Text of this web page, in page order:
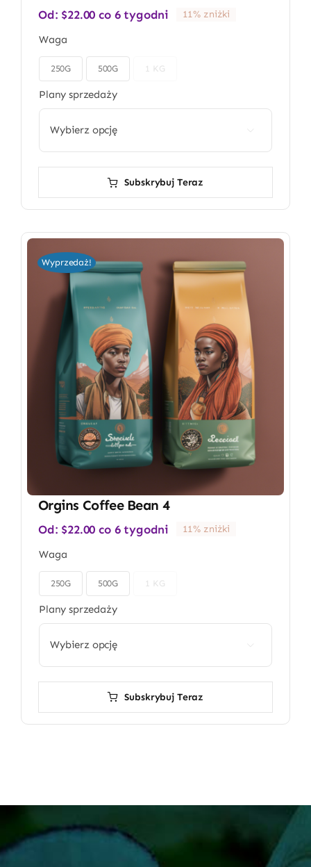
Od: $22.00 co 6 tygodni 11% zniżki
Waga
250G 500G 1 KG
Plany sprzedaży
Subskrybuj Teraz
Wyprzedaż!
Orgins Coffee Bean 4
Od: $22.00 co 6 tygodni 11% zniżki
Waga
250G 500G 1 KG
Plany sprzedaży
Subskrybuj Teraz